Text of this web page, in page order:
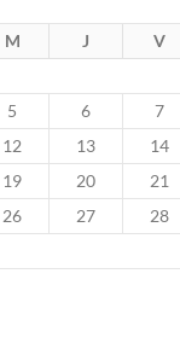
M J V
5 6 7
12 13 14
19 20 21
26 27 28